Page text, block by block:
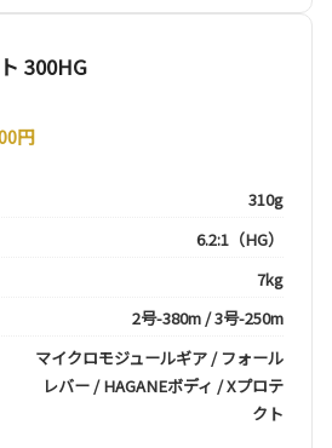
300HG
円
310g
6.2:1（HG）
7kg
2号-380m / 3号-250m
マイクロモジュールギア / フォール
レバー / HAGANEボディ / Xプロテ
クト